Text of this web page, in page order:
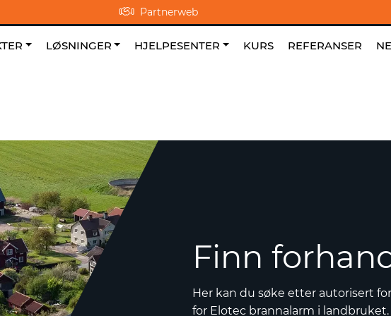
Partnerweb
| Om oss Favoritter NO|EN|FI
LØSNINGER HJELPESENTER KURS REFERANSER
Finn
Her kan du søke etter autorisert
for Elotec brannalarm i landbruket.